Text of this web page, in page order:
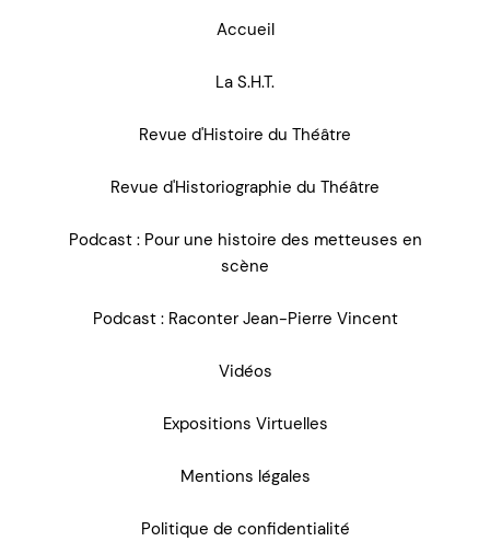
Accueil
La S.H.T.
Revue d'Histoire du Théâtre
Revue d'Historiographie du Théâtre
Podcast : Pour une histoire des metteuses en
scène
Podcast : Raconter Jean-Pierre Vincent
Vidéos
Expositions Virtuelles
Mentions légales
Politique de confidentialité